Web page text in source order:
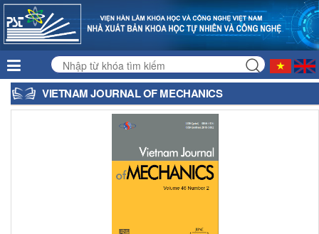
VIETNAM JOURNAL OF MECHANICS